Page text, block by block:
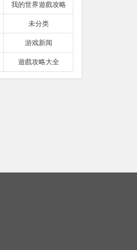
我的世界遊戲攻略
未分类
游戏新闻
遊戲攻略大全